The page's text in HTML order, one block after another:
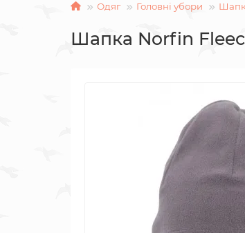
Одяг Головні убори
Шапка Norfin